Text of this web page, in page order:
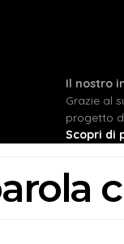
Il nostro
Grazie al
progetto
Scopri di